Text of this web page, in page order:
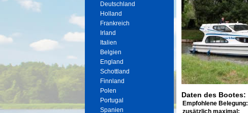
Deutschland
Holland
Frankreich
Irland
Italien
Belgien
England
Schottland
Finnland
Polen
Portugal
Spanien
Daten des Bootes:
Empfohlene Belegung:
zusätzlich maximal: